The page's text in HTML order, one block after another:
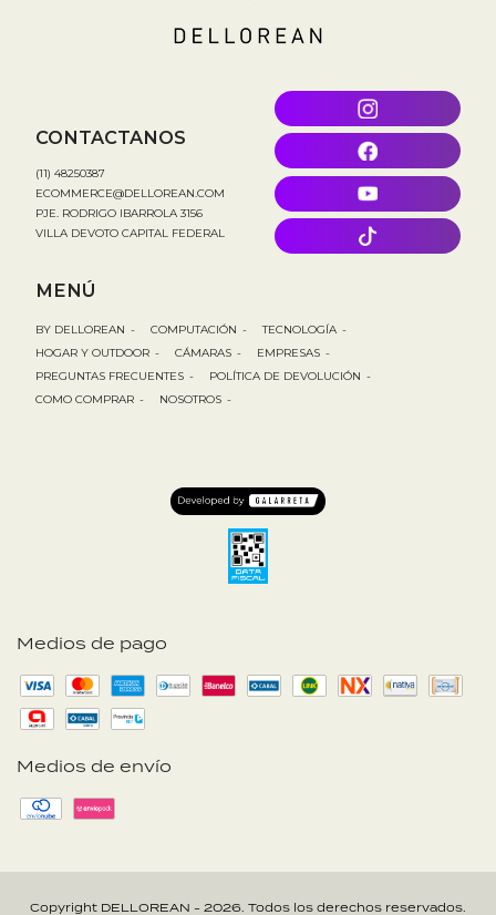
Medios de pago
Medios de envío
CONTACTANOS
(11) 48250387
ECOMMERCE@DELLOREAN.COM
PJE. RODRIGO IBARROLA 3156
VILLA DEVOTO CAPITAL FEDERAL
MENÚ
BY DELLOREAN - COMPUTACIÓN - TECNOLOGÍA -
HOGAR Y OUTDOOR - CÁMARAS - EMPRESAS -
PREGUNTAS FRECUENTES - POLÍTICA DE DEVOLUCIÓN -
COMO COMPRAR - NOSOTROS -
Copyright DELLOREAN - 2026. Todos los derechos reservados.